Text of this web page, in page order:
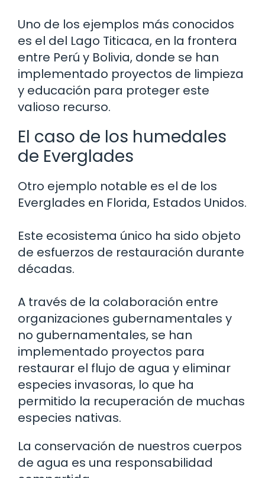
Uno de los ejemplos más conocidos
es el del Lago Titicaca, en la frontera
entre Perú y Bolivia, donde se han
implementado proyectos de limpieza
y educación para proteger este
valioso recurso.
El caso de los humedales
de Everglades
Otro ejemplo notable es el de los
Everglades en Florida, Estados Unidos.
Este ecosistema único ha sido objeto
de esfuerzos de restauración durante
décadas.
A través de la colaboración entre
organizaciones gubernamentales y
no gubernamentales, se han
implementado proyectos para
restaurar el flujo de agua y eliminar
especies invasoras, lo que ha
permitido la recuperación de muchas
especies nativas.
La conservación de nuestros cuerpos
de agua es una responsabilidad